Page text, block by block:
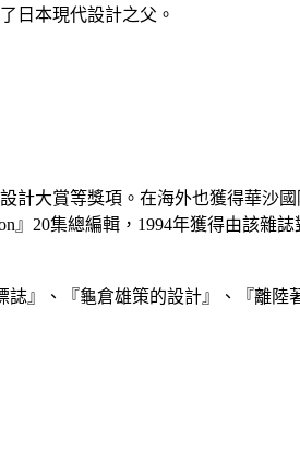
日本現代設計之父。
計大賞等獎項。在海外也獲得華沙
20集總編輯，1994年獲得由該雜
』、『龜倉雄策的設計』、『離陸